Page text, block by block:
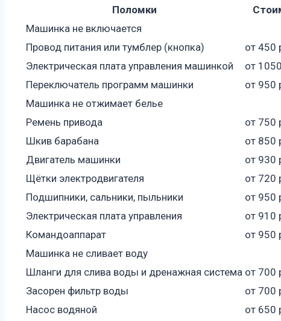
Поломки
Машинка не включается
Провод питания или тумблер (кнопка)
от 450
Электрическая плата управления машинкой
от
Переключатель программ машинки
от 950
Машинка не отжимает белье
Ремень привода
от 750
Шкив барабана
от 850
Двигатель машинки
от 930
Щётки электродвигателя
от 720
Подшипники, сальники, пыльники
от 950
Электрическая плата управления
от 910
Командоаппарат
от 950
Машинка не сливает воду
Шланги для слива воды и дренажная система от 700
Засорен фильтр воды
от 700
Насос водяной
от 650